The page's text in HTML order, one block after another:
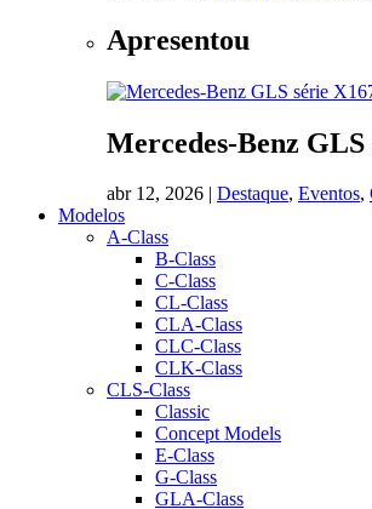
Apresentou
Mercedes-Benz GLS
abr 12, 2026 | Destaque, Eventos,
Modelos
A-Class
B-Class
C-Class
CL-Class
CLA-Class
CLC-Class
CLK-Class
CLS-Class
Classic
Concept Models
E-Class
G-Class
GLA-Class